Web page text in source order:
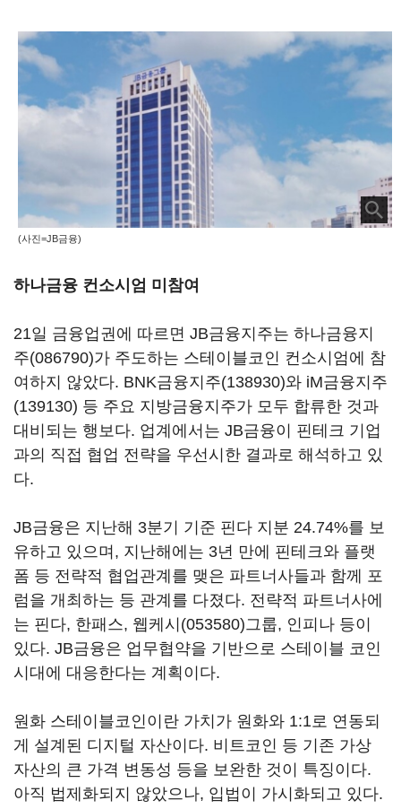
(사진=JB금융)
하나금융 컨소시엄 미참여
21일 금융업권에 따르면 JB금융지주는 하나금융지
주(086790)가 주도하는 스테이블코인 컨소시엄에 참
여하지 않았다. BNK금융지주(138930)와 iM금융지주
(139130) 등 주요 지방금융지주가 모두 합류한 것과
대비되는 행보다. 업계에서는 JB금융이 핀테크 기업
과의 직접 협업 전략을 우선시한 결과로 해석하고 있
다.
JB금융은 지난해 3분기 기준 핀다 지분 24.74%를 보
유하고 있으며, 지난해에는 3년 만에 핀테크와 플랫
폼 등 전략적 협업관계를 맺은 파트너사들과 함께 포
럼을 개최하는 등 관계를 다졌다. 전략적 파트너사에
는 핀다, 한패스, 웹케시(053580)그룹, 인피나 등이
있다. JB금융은 업무협약을 기반으로 스테이블 코인
시대에 대응한다는 계획이다.
원화 스테이블코인이란 가치가 원화와 1:1로 연동되
게 설계된 디지털 자산이다. 비트코인 등 기존 가상
자산의 큰 가격 변동성 등을 보완한 것이 특징이다.
아직 법제화되지 않았으나, 입법이 가시화되고 있다.